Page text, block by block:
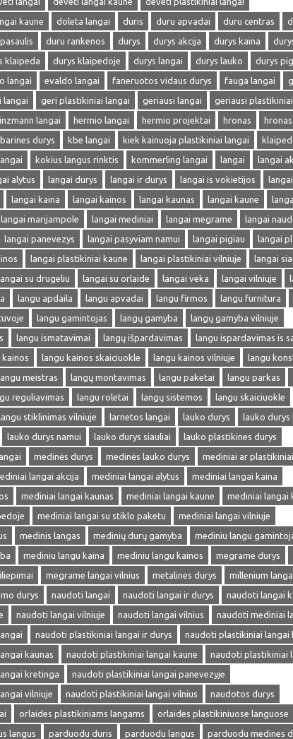
kaune
doleta langai duris duru apvadai duru centras
duru rankenos durys durys akcija durys kaina
klaipeda durys klaipedoje durys langai durys lauko durys
langai evaldo langai faneruotos vidaus durys fauga langai
langai geri plastikiniai langai geriausi langai
geriausi
langai hermio langai hermio projektai hronas
durys kbe langai kiek kainuoja plastikiniai langai
kokius langus rinktis kommerling langai langai
langai
alytus langai durys langai ir durys langai is vokietijos
langai kaina langai kainos langai kaunas langai kaune
langai marijampole langai mediniai langai megrame
langai
langai panevezys langai pasyviam namui langai pigiau
langai
langai plastikiniai kaune langai plastikiniai vilniuje
langai
langai su drugeliu langai su orlaide langai veka langai vilniuje
langu apdaila langu apvadai langu firmos langu furnitura
langu gamintojas langų gamyba
langų gamyba vilniuje
langu ismatavimai langų išpardavimas
langu ispardavimas is
kainos langu kainos skaiciuokle langu kainos vilniuje
langu
langu meistras langų montavimas langu paketai langu parkas
reguliavimas langu roletai langų sistemos langu skaiciuokle
langu stiklinimas vilniuje larnetos langai lauko durys
lauko durys
lauko durys namui lauko durys siauliai
lauko plastikines durys
medinės durys medinės lauko durys
mediniai ar
langai akcija mediniai langai alytus
mediniai langai kaina
mediniai langai kaunas mediniai langai kaune
mediniai langai
mediniai langai su stiklo paketu
mediniai langai vilniuje
medinis langas medinių durų gamyba
mediniu langu
mediniu langu kaina mediniu langu kainos megrame durys
megrame langai vilnius metalines durys
millenium
durys naudoti langai naudoti langai ir durys
naudoti langai
naudoti langai vilniuje naudoti langai vilnius
naudoti mediniai
naudoti plastikiniai langai ir durys
naudoti plastikiniai langai
kaunas
naudoti plastikiniai langai kaune
naudoti plastikiniai
kretinga
naudoti plastikiniai langai panevezyje
vilniuje
naudoti plastikiniai langai vilnius
naudotos durys
orlaides plastikiniams langams orlaides plastikiniuose languose
langus
parduodu duris parduodu langus
parduodu medines